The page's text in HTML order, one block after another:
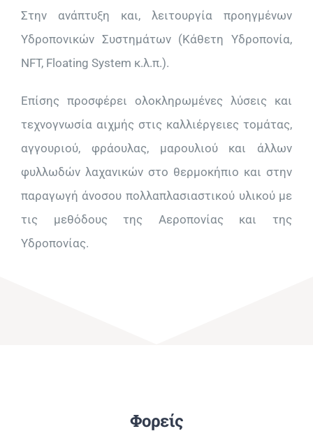
Στην ανάπτυξη και, λειτουργία προηγμένων
Υδροπονικών Συστημάτων (Κάθετη Υδροπονία,
NFT, Floating System κ.λ.π.).
Επίσης προσφέρει ολοκληρωμένες λύσεις και
τεχνογνωσία αιχμής στις καλλιέργειες τομάτας,
αγγουριού, φράουλας, μαρουλιού και άλλων
φυλλωδών λαχανικών στο θερμοκήπιο και στην
παραγωγή άνοσου πολλαπλασιαστικού υλικού με
τις μεθόδους της Αεροπονίας και της
Υδροπονίας.
Φορείς